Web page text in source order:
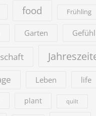
food Frühling
Garten Gefühl
Leben life
plant quilt